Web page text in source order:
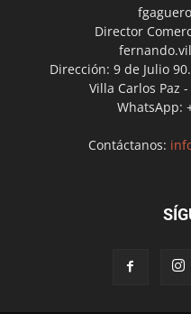
Director
Dirección: 9 de Julio
Villa Carlos Paz
WhatsApp:
Contáctanos: